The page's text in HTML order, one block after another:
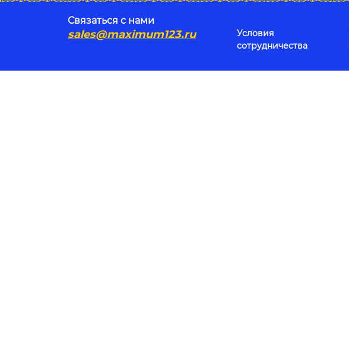
Связаться с нами
sales@maximum123.ru
Условия
сотрудничества